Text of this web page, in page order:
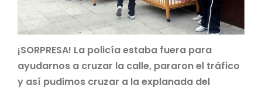
¡SORPRESA! La policía estaba fuera para
ayudarnos a cruzar la calle, pararon el tráfico
y así pudimos cruzar a la explanada del